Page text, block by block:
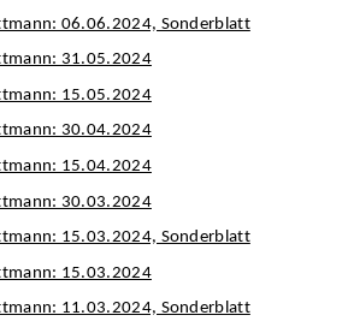
06.06.2024, Sonderblatt
31.05.2024
15.05.2024
30.04.2024
15.04.2024
30.03.2024
15.03.2024, Sonderblatt
15.03.2024
11.03.2024, Sonderblatt